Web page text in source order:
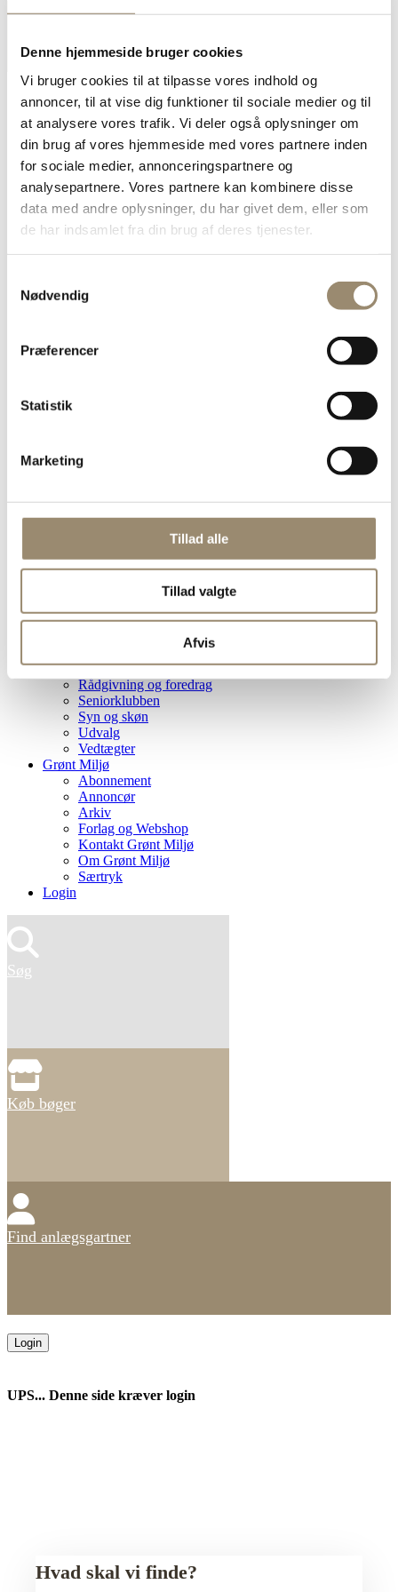
Denne hjemmeside bruger cookies
Vi bruger cookies til at tilpasse vores indhold og
annoncer, til at vise dig funktioner til sociale medier og til
at analysere vores trafik. Vi deler også oplysninger om
din brug af vores hjemmeside med vores partnere inden
for sociale medier, annonceringspartnere og
analysepartnere. Vores partnere kan kombinere disse
data med andre oplysninger, du har givet dem, eller som
de har indsamlet fra din brug af deres tjenester.
Nødvendig
Præferencer
Statistik
Marketing
Tillad alle
Tillad valgte
Afvis
For medlemmer
Anlæg og pleje
Arbejdsmiljø
Egeprocessionsspinder
Foreningsdokumenter
Garanti
Jura
Markedsføring og logo
Tvister og ankenævn
Markedsføring af din virksomhed
De Grønne Kloakentreprenører
Eksterne råd og nævn
Historie
Hovedbestyrelsen
Kontakt sekretariatet
Nordisk Præsidium
Presse
Rådgivning og foredrag
Seniorklubben
Syn og skøn
Udvalg
Vedtægter
Grønt Miljø
Abonnement
Annoncør
Arkiv
Forlag og Webshop
Kontakt Grønt Miljø
Om Grønt Miljø
Særtryk
Login
Søg
Køb bøger
Find anlægsgartner
Login
UPS... Denne side kræver login
Hvad skal vi finde?